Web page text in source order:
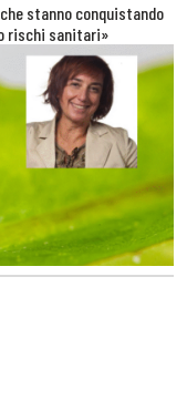
stanno conquistando
rischi sanitari»